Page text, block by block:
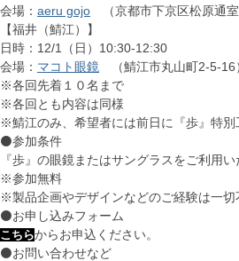
会場： aeru gojo （京都市下京区松原通室
【福井（鯖江）】
日時：12/1（日）10:30-12:30
会場： マコト眼鏡 （鯖江市丸山町2-5-16
※各回先着１０名まで
※各回とも内容は同様
※鯖江のみ、希望者には前日に『歩』特別
⚫参加条件
『歩』の眼鏡またはサングラスをご利用
※参加無料
※製品企画やデザインなどのご経験は一切
⚫お申し込みフォーム
こちらからお申込ください。
⚫お問い合わせなど